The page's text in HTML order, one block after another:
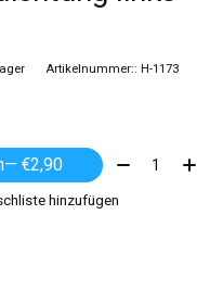
Artikelnummer:: H-1173
— €2,90 Menge:
hinzufügen